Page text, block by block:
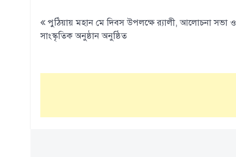
Post
navigation
পুঠিয়ায় মহান মে দিবস উপলক্ষে র‌্যালী, আলোচনা সভা ও
সাংস্কৃতিক অনুষ্ঠান অনুষ্ঠিত